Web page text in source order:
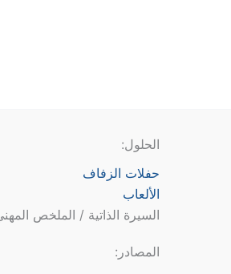
الحلول:
حفلات الزفاف
الألعاب
السيرة الذاتية / الملخص
المصادر: